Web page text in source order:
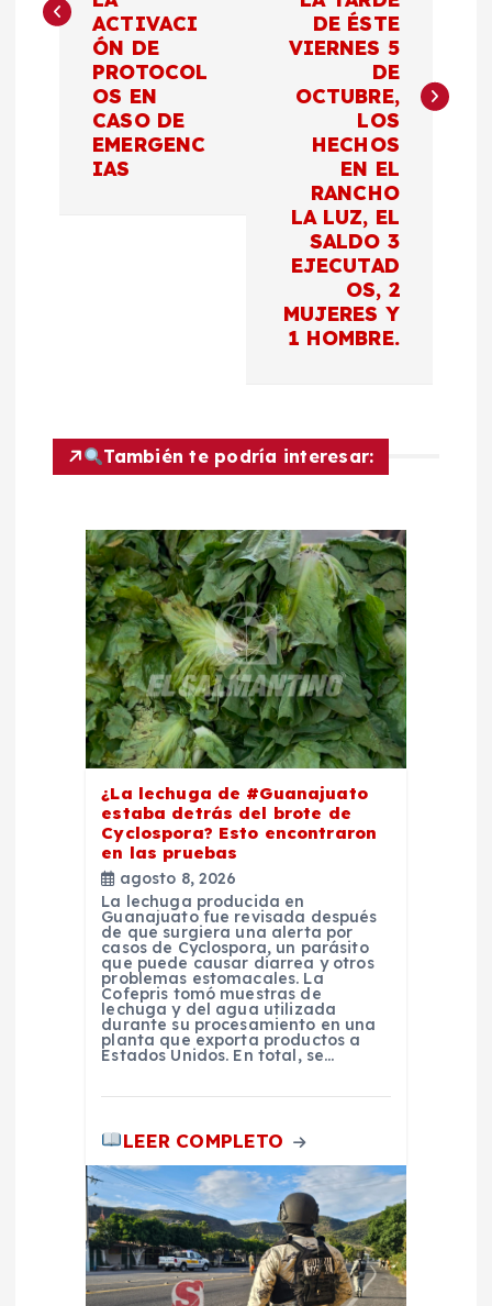
e
e
ACTIVACI
ÓN DE
PROTOCOL
OS EN
CASO DE
EMERGENC
IAS
DE ÉSTE
VIERNES 5
DE
OCTUBRE,
LOS
HECHOS
EN EL
RANCHO
LA LUZ, EL
SALDO 3
EJECUTAD
OS, 2
MUJERES Y
1 HOMBRE.
También te podría interesar:
¿La lechuga de #Guanajuato
estaba detrás del brote de
Cyclospora? Esto encontraron
en las pruebas
agosto 8, 2026
La lechuga producida en
Guanajuato fue revisada después
de que surgiera una alerta por
casos de Cyclospora, un parásito
que puede causar diarrea y otros
problemas estomacales. La
Cofepris tomó muestras de
lechuga y del agua utilizada
durante su procesamiento en una
planta que exporta productos a
Estados Unidos. En total, se…
LEER COMPLETO